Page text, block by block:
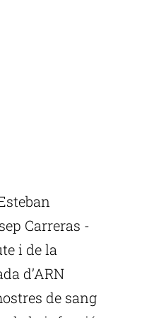
Carreras -
i de la
d’ARN
de sang